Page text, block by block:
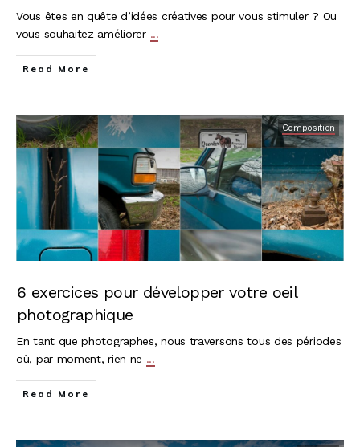
Vous êtes en quête d’idées créatives pour vous stimuler ? Ou
vous souhaitez améliorer ...
Read More
Composition
6 exercices pour développer votre oeil
photographique
En tant que photographes, nous traversons tous des périodes
où, par moment, rien ne ...
Read More